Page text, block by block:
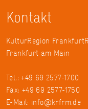
Kontakt
KulturRegion
Frankfurt am Main
Tel.: +49 69 2577-1700
Fax: +49 69 2577-1750
E-Mail: info@krfrm.de